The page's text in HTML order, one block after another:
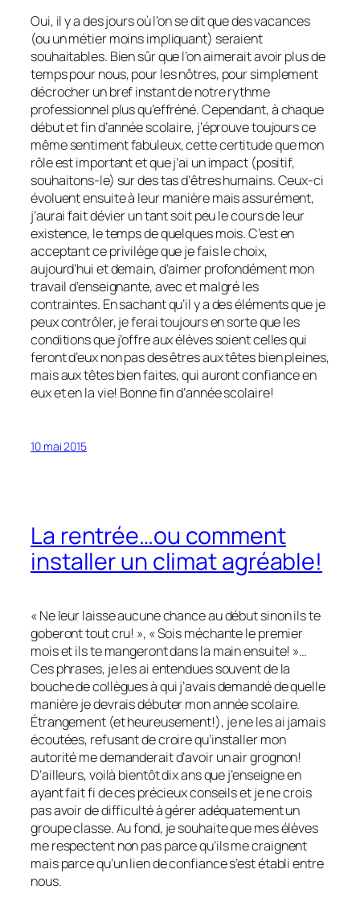
Oui, il y a des jours où l’on se dit que des vacances
(ou un métier moins impliquant) seraient
souhaitables. Bien sûr que l’on aimerait avoir plus de
temps pour nous, pour les nôtres, pour simplement
décrocher un bref instant de notre rythme
professionnel plus qu’effréné. Cependant, à chaque
début et fin d’année scolaire, j’éprouve toujours ce
même sentiment fabuleux, cette certitude que mon
rôle est important et que j’ai un impact (positif,
souhaitons-le) sur des tas d’êtres humains. Ceux-ci
évoluent ensuite à leur manière mais assurément,
j’aurai fait dévier un tant soit peu le cours de leur
existence, le temps de quelques mois. C’est en
acceptant ce privilège que je fais le choix,
aujourd’hui et demain, d’aimer profondément mon
travail d’enseignante, avec et malgré les
contraintes. En sachant qu’il y a des éléments que je
peux contrôler, je ferai toujours en sorte que les
conditions que j’offre aux élèves soient celles qui
feront d’eux non pas des êtres aux têtes bien pleines,
mais aux têtes bien faites, qui auront confiance en
eux et en la vie! Bonne fin d’année scolaire!
10 mai 2015
La rentrée…ou comment
installer un climat agréable!
« Ne leur laisse aucune chance au début sinon ils te
goberont tout cru! », « Sois méchante le premier
mois et ils te mangeront dans la main ensuite! »…
Ces phrases, je les ai entendues souvent de la
bouche de collègues à qui j’avais demandé de quelle
manière je devrais débuter mon année scolaire.
Étrangement (et heureusement!), je ne les ai jamais
écoutées, refusant de croire qu’installer mon
autorité me demanderait d’avoir un air grognon!
D’ailleurs, voilà bientôt dix ans que j’enseigne en
ayant fait fi de ces précieux conseils et je ne crois
pas avoir de difficulté à gérer adéquatement un
groupe classe. Au fond, je souhaite que mes élèves
me respectent non pas parce qu’ils me craignent
mais parce qu’un lien de confiance s’est établi entre
nous.